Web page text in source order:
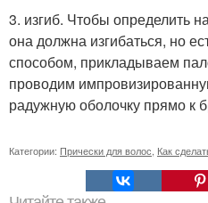
3. изгиб. Чтобы определить
она должна изгибаться, но
способом, прикладываем
проводим
радужную оболочку прямо к
Категории: Прически для волос Как